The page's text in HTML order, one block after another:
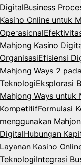
DigitalBusiness
Kasino Online untuk
Operasional
Mahjong Kasino
OrganisasiEfisiensi
Mahjong Ways 2
TeknologiEksplorasi
Mahjong Ways untuk
KompetitifFormulasi
menggunakan
DigitalHubungan
Layanan Kasino
TeknologiIntegrasi